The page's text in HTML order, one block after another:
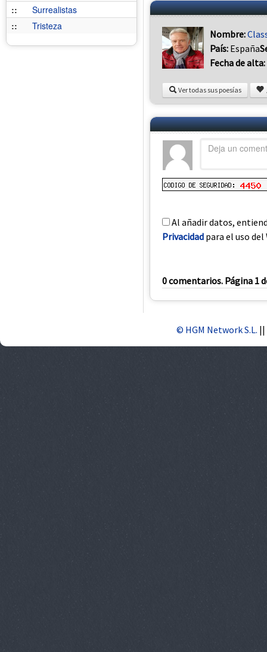
::
Surrealistas
::
Tristeza
Nombre:
País: España
Fecha de alta:
Ver todas sus poesías
Al añadir datos,
Privacidad para el uso del
0 comentarios. Página 1
© HGM Network S.L. ||